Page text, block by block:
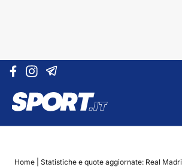
Vai al contenuto
Home Statistiche e quote aggiornate: Real